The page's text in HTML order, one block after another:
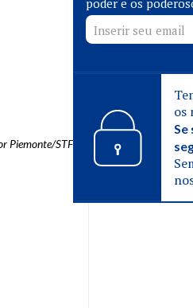
Piemonte/STF
os
Se